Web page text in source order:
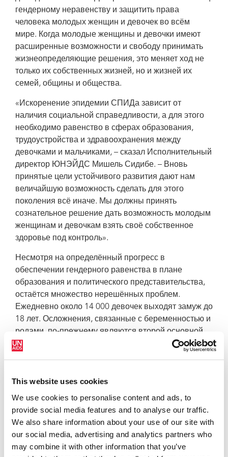
This website uses cookies
We use cookies to personalise content and ads, to
provide social media features and to analyse our traffic.
We also share information about your use of our site with
our social media, advertising and analytics partners who
may combine it with other information that you’ve
гендерному неравенству и защитить права
человека молодых женщин и девочек во всём
мире. Когда молодые женщины и девочки имеют
расширенные возможности и свободу принимать
жизнеопределяющие решения, это меняет ход не
только их собственных жизней, но и жизней их
семей, общины и общества.
«Искоренение эпидемии СПИДа зависит от
наличия социальной справедливости, а для этого
необходимо равенство в сферах образования,
трудоустройства и здравоохранения между
девочками и мальчиками, – сказал Исполнительный
директор ЮНЭЙДС Мишель Сидибе. – Вновь
принятые цели устойчивого развития дают нам
величайшую возможность сделать для этого
поколения всё иначе. Мы должны принять
сознательное решение дать возможность молодым
женщинам и девочкам взять своё собственное
здоровье под контроль».
Несмотря на определённый прогресс в
обеспечении гендерного равенства в плане
образования и политического представительства,
остаётся множество нерешённых проблем.
Ежедневно около 14 000 девочек выходят замуж до
18 лет. Осложнения, связанные с беременностью и
родами, по-прежнему являются второй основной
причиной смерти среди девочек-подростков в
изнасилования или иных форм принуждения к
Гендерное насилие и отсутствие контроля над
принятием решений, влияющих на их жизнь, в том
числе касающихся ключевых аспектов их половой
жизни и деторождения, приводят к повышению